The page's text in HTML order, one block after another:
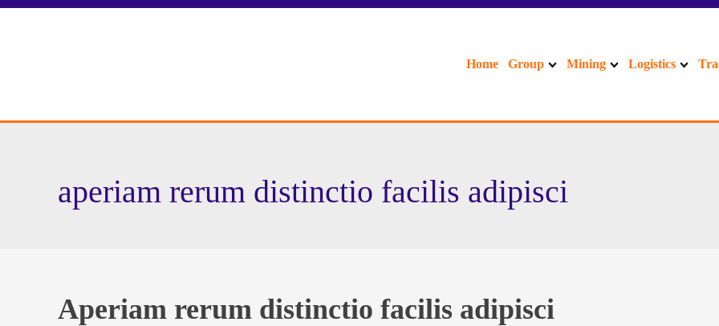
Home Group Mining Logistics
aperiam rerum distinctio facilis adipisci
Aperiam rerum distinctio facilis adipisci